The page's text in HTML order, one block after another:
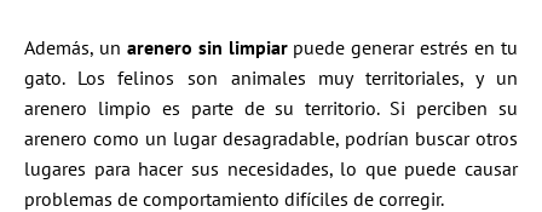
Además, un arenero sin limpiarpuede generar estrés en tu
gato. Los felinos son animales muy territoriales, y un
arenero limpio es parte de su territorio. Si perciben su
arenero como un lugar desagradable, podrían buscar otros
lugares para hacer sus necesidades, lo que puede causar
problemas de comportamiento difíciles de corregir.